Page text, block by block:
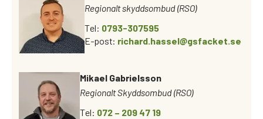
Regionalt skyddsombud (RSO)
Tel: 0793-307595
E-post: richard.hassel@gsfacket.se
Mikael Gabrielsson
Regionalt Skyddsombud (RSO)
Tel: 072 – 209 47 19